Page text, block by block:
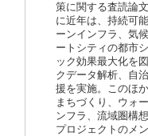
策に関する査読論
に近年は、持続可
ーンインフラ、気
ートシティの都市
ック効果最大化を
クデータ解析、自
援を実施。このほ
まちづくり、ウォ
ンフラ、流域圏構
プロジェクトのメ